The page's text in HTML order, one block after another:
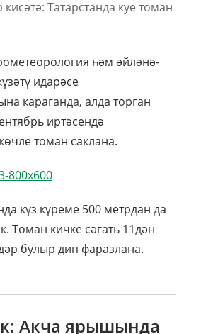
һәм әйләнә-
идарәсе
караганда, алда торган
иртәсендә
томан саклана.
күз күреме 500 метрдан да
Томан кичке сәгать 11дән
булыр дип фаразлана.
Акча ярышында